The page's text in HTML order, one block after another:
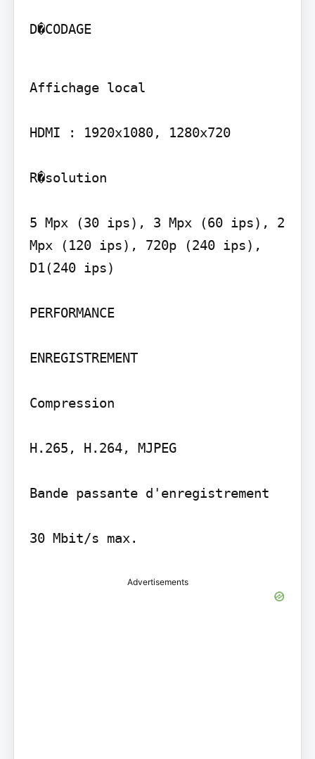
D�CODAGE
Affichage local
HDMI : 1920x1080, 1280x720
R�solution
5 Mpx (30 ips), 3 Mpx (60 ips), 2
Mpx (120 ips), 720p (240 ips),
D1(240 ips)
PERFORMANCE
ENREGISTREMENT
Compression
H.265, H.264, MJPEG
Bande passante d'enregistrement
Advertisements